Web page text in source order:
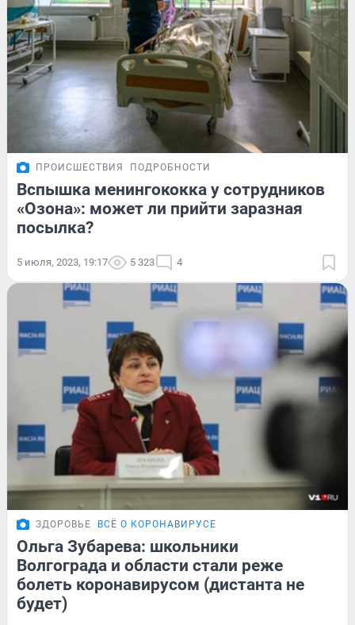
ПРОИСШЕСТВИЯ ПОДРОБНОСТИ
Вспышка менингококка у сотрудников
«Озона»: может ли прийти заразная
посылка?
5 июля, 2023, 19:17 5 323 4
ЗДОРОВЬЕ ВСЁ О КОРОНАВИРУСЕ
Ольга Зубарева: школьники
Волгограда и области стали реже
болеть коронавирусом (дистанта не
будет)